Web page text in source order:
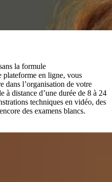
la formule
plateforme en ligne, vous
dans l’organisation de votre
à distance d’une durée de 8 à 24
techniques en vidéo, des
des examens blancs.